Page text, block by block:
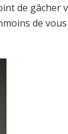
de gâcher
de vous